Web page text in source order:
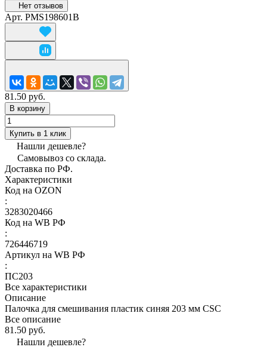
Нет отзывов
Арт. PMS198601B
81.50 руб.
В корзину
Купить в 1 клик
Нашли дешевле?
Самовывоз со склада.
Доставка по РФ.
Характеристики
Код на OZON
:
3283020466
Код на WB РФ
:
726446719
Артикул на WB РФ
:
ПС203
Все характеристики
Описание
Палочка для смешивания пластик синяя 203 мм CSC
Все описание
81.50 руб.
Нашли дешевле?